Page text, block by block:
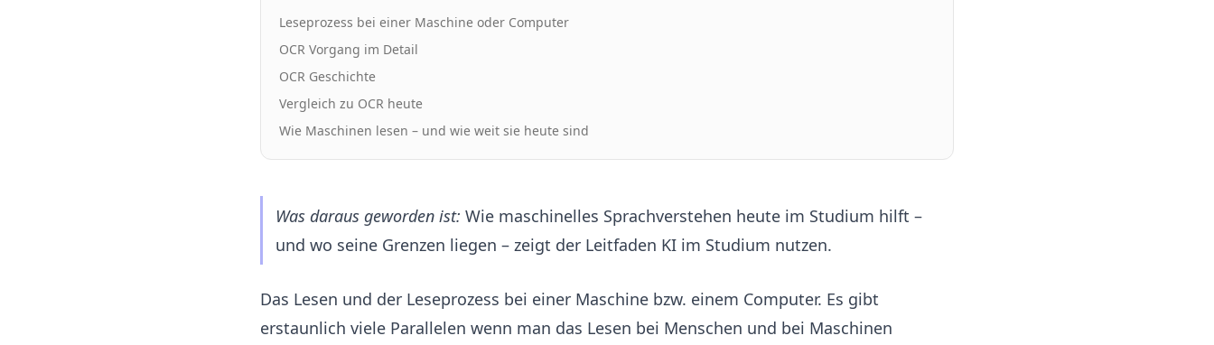
Leseprozess bei einer Maschine oder Computer
OCR Vorgang im Detail
OCR Geschichte
Vergleich zu OCR heute
Wie Maschinen lesen – und wie weit sie heute sind
Was daraus geworden ist: Wie maschinelles Sprachverstehen heute im Studium hilft –
und wo seine Grenzen liegen – zeigt der Leitfaden KI im Studium nutzen.
Das Lesen und der Leseprozess bei einer Maschine bzw. einem Computer. Es gibt
erstaunlich viele Parallelen wenn man das Lesen bei Menschen und bei Maschinen